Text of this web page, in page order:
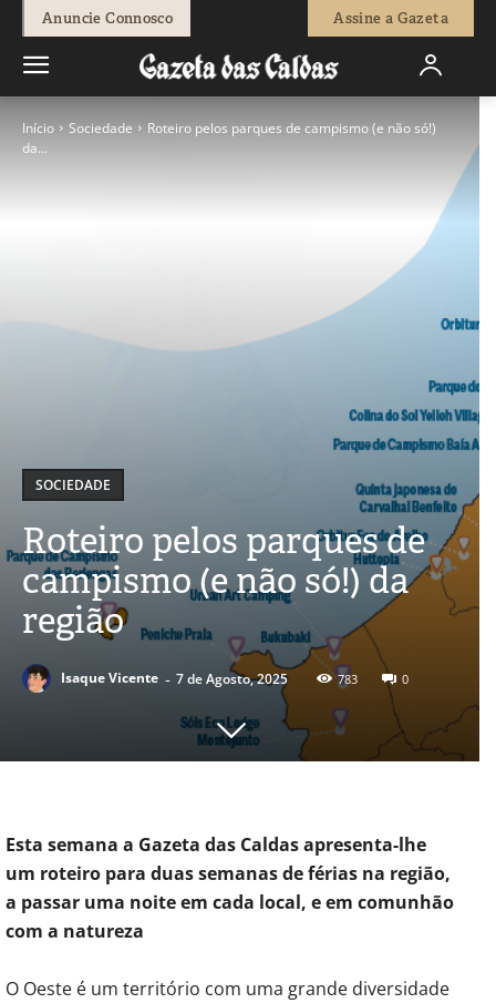
Anuncie Connosco Assine a Gazeta
Início Sociedade
Roteiro pelos parques de campismo (e não só!)
da...
SOCIEDADE
Roteiro pelos parques de
campismo (e não só!) da
região
Isaque Vicente - 7 de Agosto, 2025 783 0
Esta semana a Gazeta das Caldas apresenta-lhe
um roteiro para duas semanas de férias na região,
a passar uma noite em cada local, e em comunhão
com a natureza
O Oeste é um território com uma grande diversidade